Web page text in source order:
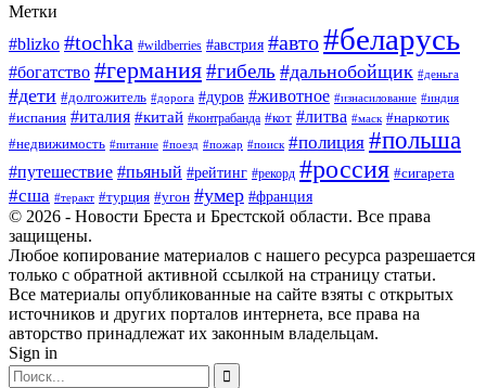
Метки
#blizko #tochka #wildberries #австрия #авто#беларусь
#богатство #германия#гибель #дальнобойщик #деньга
#дети #долгожитель #дорога #дуров #животное #изнасилование #индия
#испания #италия #китай #контрабанда #кот #литва #маск #наркотик
#недвижимость #питание #поезд #пожар #поиск #полиция #польша
#путешествие #пьяный #рейтинг #рекорд #россия #сигарета
#сша #теракт #турция #угон #умер #франция
© 2026 - Новости Бреста и Брестской области. Все права
защищены.
Любое копирование материалов с нашего ресурса разрешается
только с обратной активной ссылкой на страницу статьи.
Все материалы опубликованные на сайте взяты с открытых
источников и других порталов интернета, все права на
авторство принадлежат их законным владельцам.
Sign in